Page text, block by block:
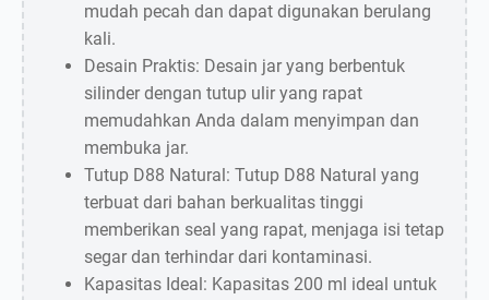
mudah pecah dan dapat digunakan berulang
kali.
Desain Praktis: Desain jar yang berbentuk
silinder dengan tutup ulir yang rapat
memudahkan Anda dalam menyimpan dan
membuka jar.
Tutup D88 Natural: Tutup D88 Natural yang
terbuat dari bahan berkualitas tinggi
memberikan seal yang rapat, menjaga isi tetap
segar dan terhindar dari kontaminasi.
Kapasitas Ideal: Kapasitas 200 ml ideal untuk